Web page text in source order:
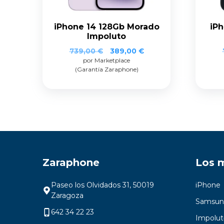
iPhone 14 128Gb Morado
Impoluto
739,00€ 389,00 €
por Marketplace
(Garantía Zaraphone)
Zaraphone
Paseo los Olvidados 31, 50019
Zaragoza
642 34 22 23
Los
iPhone
Garantía Zaraphone